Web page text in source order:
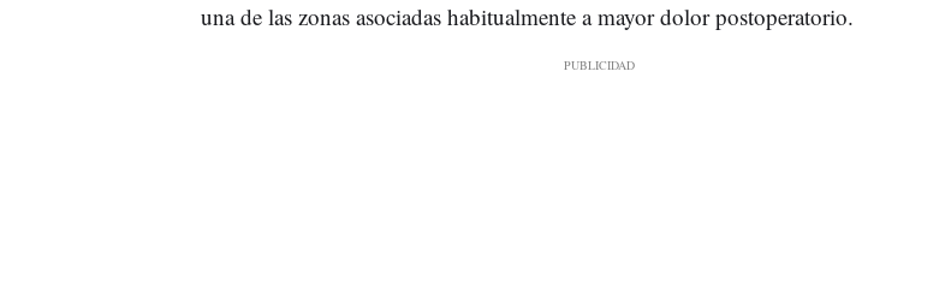
una de las zonas asociadas habitualmente a mayor dolor postoperatorio.